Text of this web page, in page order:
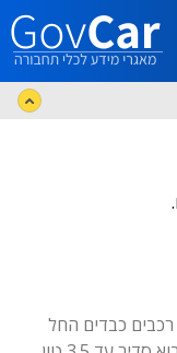
דלג לתוכן הראשי
מתייחס לרכבים החל משנת-1996, רכבים כבדים החל